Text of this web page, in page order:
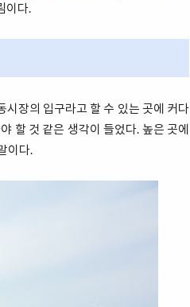
이다.
시장의 입구라고 할 수 있는 곳에 커다
할 것 같은 생각이 들었다. 높은 곳에
이다.